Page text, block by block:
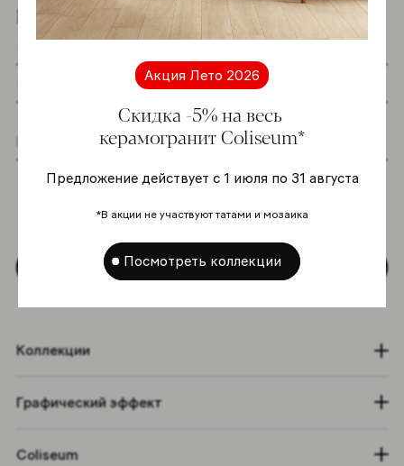
Акция Лето 2026
Скидка -5% на весь
керамогранит Coliseum*
Предложение действует с 1 июля по 31 августа
*В акции не участвуют татами и мозаика
Посмотреть коллекции
Подпишитесь на новостную рассылку
Я даю согласие на хранение и обработку
моих персональных данных согласно
персональных данных *
Подписаться
Коллекции
Графический эффект
Coliseum